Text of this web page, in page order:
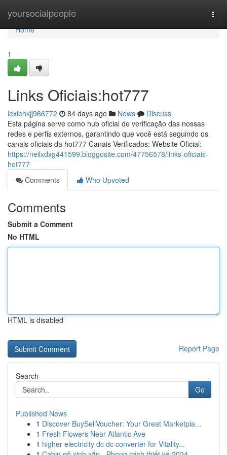
yoursocialpeople
Home
Home
1
Links Oficiais:hot777
lexiehkjj966772 84 days ago News
Discuss
Esta página serve como hub oficial de verificação das nossas
redes e perfis externos, garantindo que você está seguindo os
canais oficiais da hot777 Canais Verificados: Website Oficial:
https://neilxdxg441599.bloggosite.com/47756578/links-oficiais-
hot777
Comments
Who Upvoted
Comments
Submit a Comment
No HTML
HTML is disabled
Report Page
Search
Go
Published News
1 Discover BuySellVoucher: Your Great Marketpla...
1 Fresh Flowers Near Atlantic Ave
1 higher electricity dc dc converter for Vitality...